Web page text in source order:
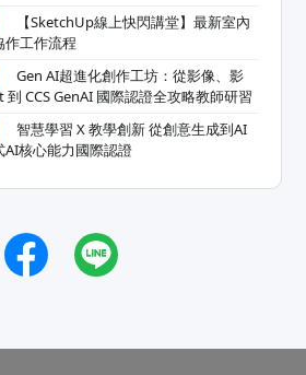
【SketchUp線上快閃講堂】最新室內
作工作流程
Gen AI超進化創作工坊：從影像、影
CCS GenAI 國際認證全攻略教師研習
智慧學習 X 教學創新 從創意生成到AI
AI核心能力國際認證